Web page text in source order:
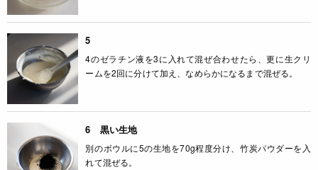
5
4のゼラチン液を3に入れて混ぜ合わせたら、更に生クリ
ームを2回に分けて加え、なめらかになるまで混ぜる。
6 黒い生地
別のボウルに5の生地を70g程度分け、竹炭パウダーを入
れて混ぜる。